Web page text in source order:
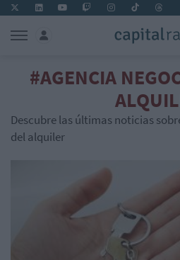
#AGENCIA
Descubre las últimas noticias
del alquiler